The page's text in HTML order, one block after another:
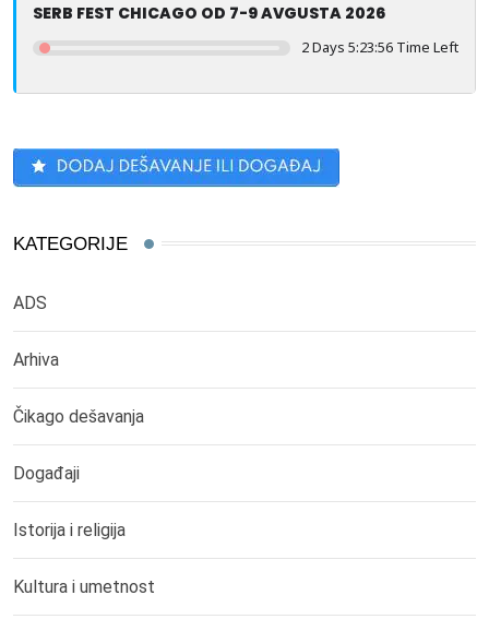
SERB FEST CHICAGO OD 7-9 AVGUSTA 2026
2 Days 5:23:55 Time Left
KATEGORIJE
ADS
Arhiva
Čikago dešavanja
Događaji
Istorija i religija
Kultura i umetnost